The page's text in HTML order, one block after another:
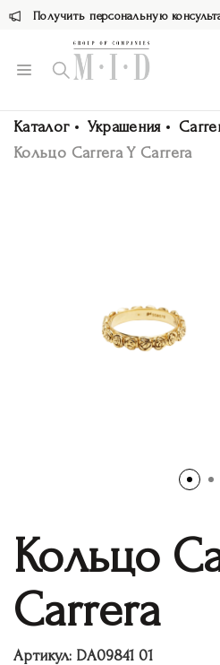
Получить персональную
Каталог Украшения
Кольцо Carrera Y Carrera
Кольцо
Carrera
Артикул: DA09841 01